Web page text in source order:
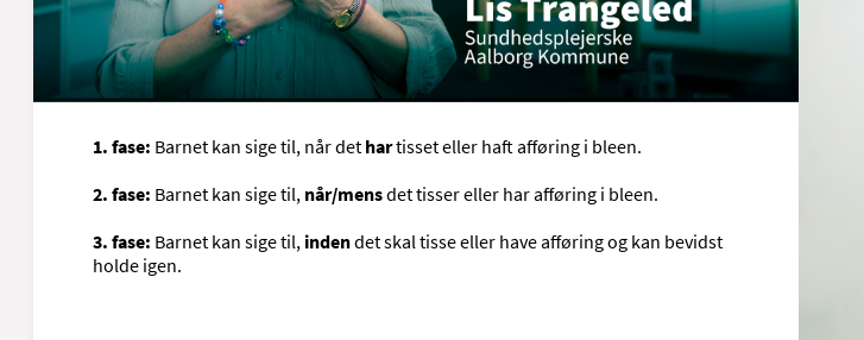
Du kan se, at dit barn er ved at få kontrol over blære og tarm, når det begynder at
blive opmærksomt på, hvad der sker, når det tisser eller har afføring. Det sker
typisk i 3 faser:
1. fase: Barnet kan sige til, når det hartisset eller haft afføring i bleen.
2. fase: Barnet kan sige til, når/mensdet tisser eller har afføring i bleen.
3. fase: Barnet kan sige til, indendet skal tisse eller have afføring og kan bevidst
holde igen.